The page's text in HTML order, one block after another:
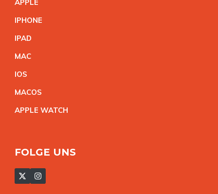
APPLE
IPHONE
IPAD
MAC
IOS
MACOS
APPLE WATCH
FOLGE UNS